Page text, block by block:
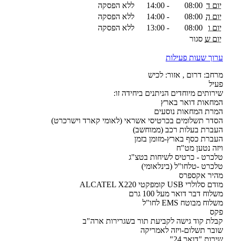
יום ד 08:00
-
14:00
ללא הפסקה
יום ה 08:00
-
14:00
ללא הפסקה
יום ו
08:00
-
13:00
ללא הפסקה
יום ש סגור
ערוך שעות פעילות
מרחב: דרום , אזור: לכיש
פעיל
שירותים מיוחדים הניתנים ביחידה זו:
המחאות דואר בארץ
המרת המחאות נוסעים
הסדר תשלומים בכרטיסי אשראי (לאומי קארד וישרכרט)
העברת בעלות רכב (ממוחשב)
העברת כסף בארץ-מזומן בזמן
ויזה נטען מט"ח
טלכרט - כרטיס לשיחות בטצ"ג
טלכרט -טלחו"ל (בינלאומי)
מהיר אקספרס
מודם סלולרי USB קומפקטי ALCATEL X220
משלוח דבר דואר מעל 100 גרם
משלוח מבוטח EMS לחו"ל
פקס
קבלת קוד גישה לקביעת תור בשגרירות ארה"ב
שובר תשלום-ויזה לאמריקה
שירות "דואר 24"